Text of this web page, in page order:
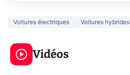
Voitures électriques Voitures hybrides
Vidéos
5 générations de
jeux dans la
prochaine Xbox !